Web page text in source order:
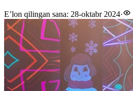
E’lon qilingan sana: 28-oktabr 2024·